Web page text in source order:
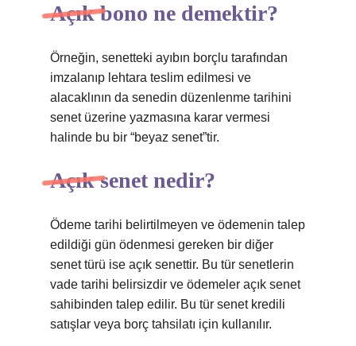
Açık bono ne demektir?
Örneğin, senetteki ayıbın borçlu tarafından
imzalanıp lehtara teslim edilmesi ve
alacaklının da senedin düzenlenme tarihini
senet üzerine yazmasına karar vermesi
halinde bu bir “beyaz senet”tir.
Açık senet nedir?
Ödeme tarihi belirtilmeyen ve ödemenin talep
edildiği gün ödenmesi gereken bir diğer
senet türü ise açık senettir. Bu tür senetlerin
vade tarihi belirsizdir ve ödemeler açık senet
sahibinden talep edilir. Bu tür senet kredili
satışlar veya borç tahsilatı için kullanılır.